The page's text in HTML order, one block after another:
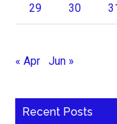
29 30
« Apr Jun »
Recent Posts